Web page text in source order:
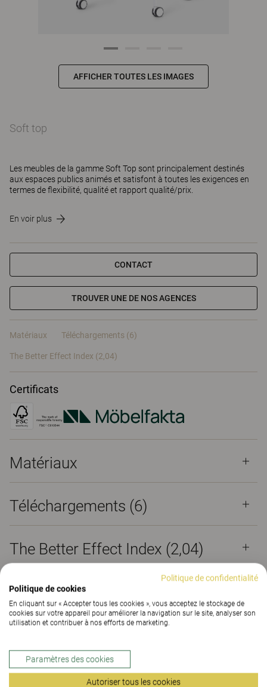
AFFICHER TOUTES LES IMAGES
Soft top
Les meubles de la gamme Soft Top sont principalement destinés
aux espaces publics animés et satisfont à toutes les exigences en
termes de flexibilité, qualité et rapport qualité/prix.
En voir plus
CONTACT
TROUVER UNE DE NOS AGENCES
Matériaux Téléchargements (6)
The Better Effect Index (2,04)
Certificats
Matériaux
Téléchargements (6)
The Better Effect Index (2,04)
Soft top
Pourtant, leur design évoque un sentiment de
familiarité, si bien que tout le monde se sente chez
soi, même lorsqu'une grande distance nous sépare
Politique de confidentialité
Politique de cookies
En cliquant sur « Accepter tous les cookies », vous acceptez le stockage de
cookies sur votre appareil pour améliorer la navigation sur le site, analyser son
utilisation et contribuer à nos efforts de marketing.
Paramètres des cookies
Autoriser tous les cookies